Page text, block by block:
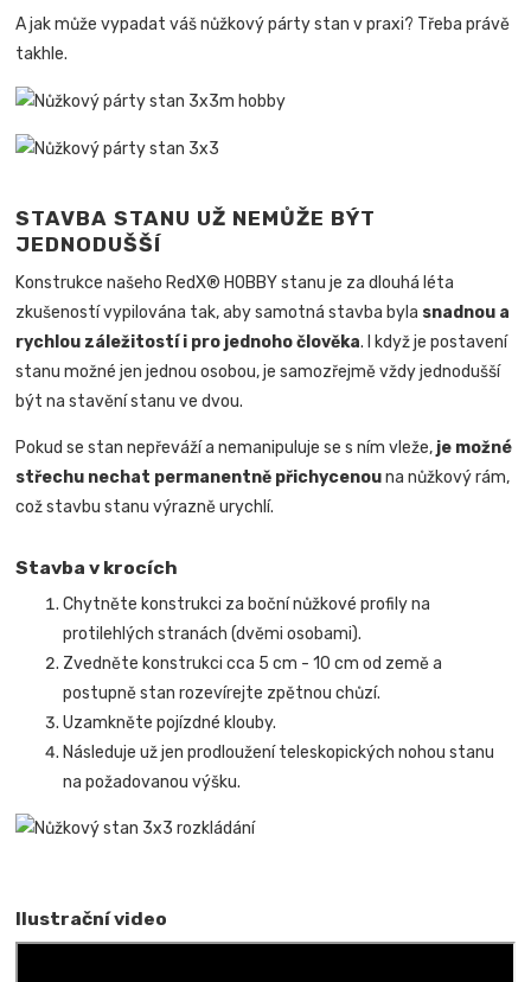
A jak může vypadat váš nůžkový párty stan v praxi? Třeba právě
takhle.
STAVBA STANU UŽ NEMŮŽE BÝT
JEDNODUŠŠÍ
Konstrukce našeho RedX® HOBBY stanu je za dlouhá léta
zkušeností vypilována tak, aby samotná stavba byla snadnou a
rychlou záležitostí i pro jednoho člověka.
I když je postavení
stanu možné jen jednou osobou, je samozřejmě vždy jednodušší
být na stavění stanu ve dvou.
Pokud se stan nepřeváží a nemanipuluje se s ním vleže, je možné
střechu nechat permanentně přichycenouna nůžkový rám,
což stavbu stanu výrazně urychlí.
Stavba v krocích
Chytněte konstrukci za boční nůžkové profily na
protilehlých stranách (dvěmi osobami).
Zvedněte konstrukci cca 5 cm - 10 cm od země a
postupně stan rozevírejte zpětnou chůzí.
Uzamkněte pojízdné klouby.
Následuje už jen prodloužení teleskopických nohou stanu
na požadovanou výšku.
Ilustrační video